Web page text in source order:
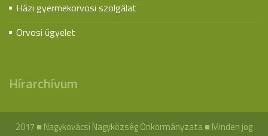
Házi gyermekorvosi szolgálat
Orvosi ügyelet
Hírarchívum
2017 ■ Nagykovácsi Nagyközség Önkormányzata ■ Minden jog